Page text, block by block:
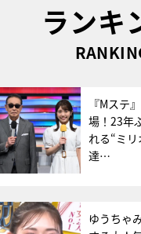
ランキ
『Mステ
場！23年
れる“ミ
達…
ゆうちゃ